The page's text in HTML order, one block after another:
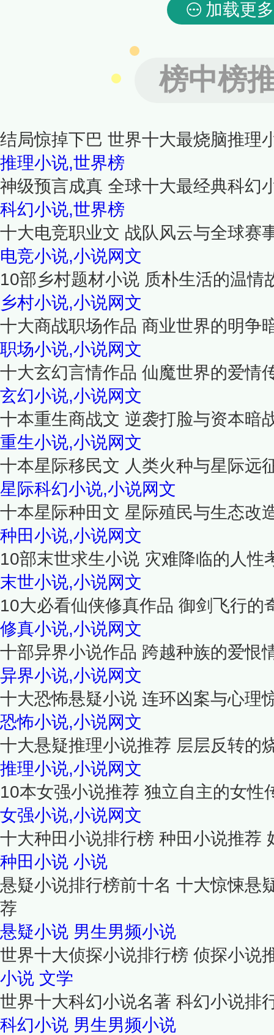
加载更多
榜中榜
结局惊掉下巴 世界十大最烧脑推理
推理小说,世界榜
神级预言成真 全球十大最经典科幻
科幻小说,世界榜
十大电竞职业文 战队风云与全球赛
电竞小说,小说网文
10部乡村题材小说 质朴生活的温情
乡村小说,小说网文
十大商战职场作品 商业世界的明争
职场小说,小说网文
十大玄幻言情作品 仙魔世界的爱情
玄幻小说,小说网文
十本重生商战文 逆袭打脸与资本暗
重生小说,小说网文
十本星际移民文 人类火种与星际远
星际科幻小说,小说网文
十本星际种田文 星际殖民与生态改
种田小说,小说网文
10部末世求生小说 灾难降临的人性
末世小说,小说网文
10大必看仙侠修真作品 御剑飞行的
修真小说,小说网文
十部异界小说作品 跨越种族的爱恨
异界小说,小说网文
十大恐怖悬疑小说 连环凶案与心理
恐怖小说,小说网文
十大悬疑推理小说推荐 层层反转的
推理小说,小说网文
10本女强小说推荐 独立自主的女性
女强小说,小说网文
十大种田小说排行榜 种田小说推荐
种田小说 小说
悬疑小说排行榜前十名 十大惊悚悬
荐
悬疑小说 男生男频小说
世界十大侦探小说排行榜 侦探小说
小说 文学
世界十大科幻小说名著 科幻小说排
科幻小说 男生男频小说